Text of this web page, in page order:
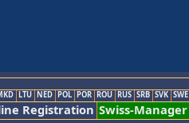
LTU NED POL POR ROU RUS SRB SVK SWE
Registration Swiss-Manager